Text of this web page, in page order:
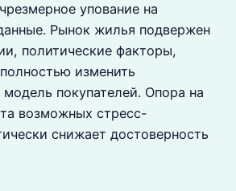
упование на
Рынок жилья подвержен
политические факторы,
изменить
покупателей. Опора на
возможных стресс-
снижает достоверность